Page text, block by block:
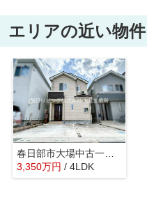
エリアの近い物件
春日部市大場中古一戸建て
3,350万円 / 4LDK